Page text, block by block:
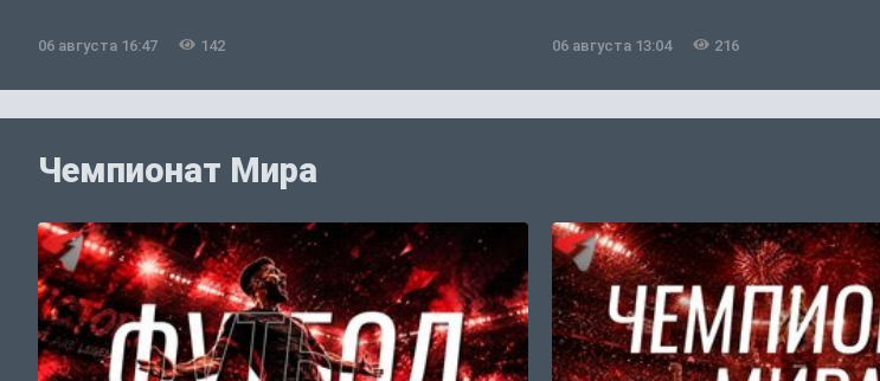
06 августа 16:47 142 06 августа 13:04 216
Чемпионат Мира